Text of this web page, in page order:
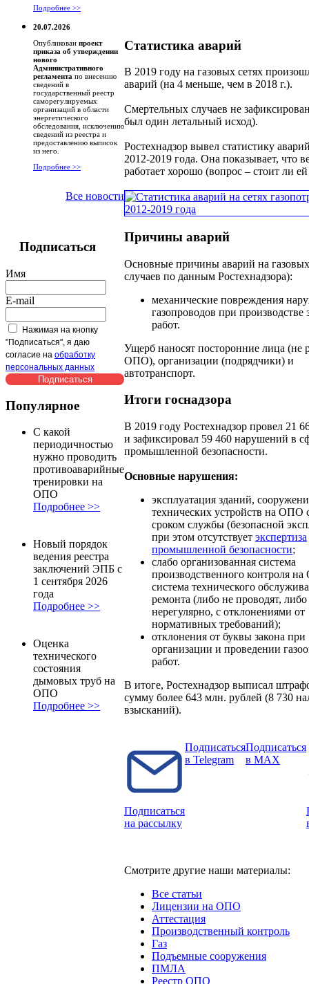
Подробнее >>
20.07.2026
Опубликован проект
приказа об утверждении
нового
Административного
регламента по внесению
сведений в
государственный реестр
саморегулируемых
организаций в области
энергетического
обследования, исключению
сведений из реестра и
предоставлению выписок
из него.
Подробнее >>
Все новости
Подписаться
Имя
E-mail
Нажимая на кнопку
"Подписаться", я даю
согласие на обработку
персональных данных
Популярное
С какой
периодичностью
нужно проводить
противоаварийные
тренировки на
ОПО
Подробнее >>
Новый порядок
ведения реестра
заключений ЭПБ с
1 сентября 2026
года
Подробнее >>
Оценка
технического
состояния
дымовых труб на
ОПО
Подробнее >>
Статистика аварий
В 2019 году на газовых сетях
аварий (на 4 меньше, чем в 2018 г.).
Смертельных случаев не
был один летальный исход).
Ростехнадзор вывел статистику
2012-2019 года. Она показывает, что
работает хорошо (вопрос – стоит ли
Причины аварий
Основные причины аварий на газовых
случаев по данным Ростехнадзора):
механические повреждения
газопроводов при производстве
работ.
Ущерб наносят посторонние лица (не
ОПО), организации (подрядчики) и
автотранспорт.
Итоги госнадзора
В 2019 году Ростехнадзор провел 21
и зафиксировал 59 460 нарушений в
промышленной безопасности.
Основные нарушения:
эксплуатация зданий,
технических устройств на ОПО
сроком службы (безопасной
при этом отсутствует экспертиза
промышленной безопасности;
слабо организованная система
производственного контроля
система технического
ремонта (либо не проводят,
нерегулярно, с отклонениями от
нормативных требований);
отклонения от буквы закона при
организации и проведении
работ.
В итоге, Ростехнадзор выписал
сумму более 643 млн. рублей (8 730
взысканий).
Подписаться
на рассылку
Подписаться
в Telegram
Подписаться
в MAX
Смотрите другие наши материалы:
Все статьи
Лицензии на ОПО
Аттестация
Производственный контроль
Газ
Подъемные сооружения
ПМЛА
Реестр ОПО